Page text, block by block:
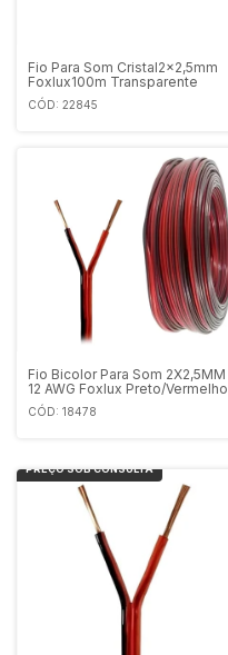
Fio Para Som Cristal2x2,5mm
Foxlux100m Transparente
CÓD: 22845
Fio Bicolor Para Som 2X2,5MM
12 AWG Foxlux Preto/Vermelho
CÓD: 18478